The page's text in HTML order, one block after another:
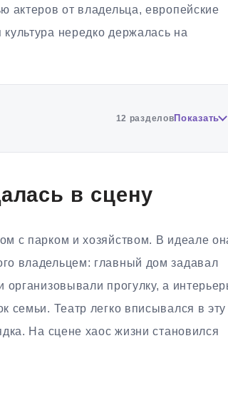
актеров от владельца, европейские
нередко держалась на
12 разделовПоказать
в сцену
с парком и хозяйством. В идеале
владельцем: главный дом задавал
прогулку, а
семьи. Театр легко вписывался в эту
На сцене хаос жизни становился